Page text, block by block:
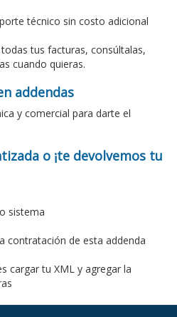
técnico sin costo adicional
tus facturas, consúltalas,
cuando quieras.
addendas
y comercial para darte el
o ¡te devolvemos tu
sistema
contratación de esta addenda
cargar tu XML y agregar la